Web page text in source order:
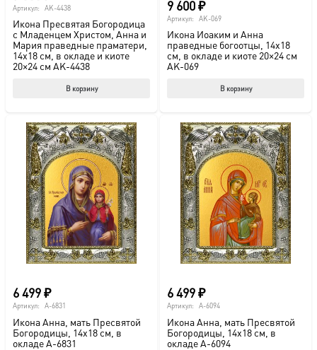
Артикул: AK-4438
Икона Пресвятая Богородица
с Младенцем Христом, Анна и
Мария праведные праматери,
14х18 см, в окладе и киоте
20×24 см AK-4438
В корзину
9 600₽
Артикул: AK-069
Икона Иоаким и Анна
праведные богоотцы, 14х18
см, в окладе и киоте 20×24 см
AK-069
В корзину
6 499₽
Артикул: A-6831
Икона Анна, мать Пресвятой
Богородицы, 14х18 см, в
окладе A-6831
6 499₽
Артикул: A-6094
Икона Анна, мать Пресвятой
Богородицы, 14х18 см, в
окладе A-6094